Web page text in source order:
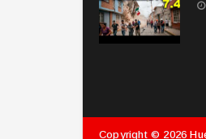
Copyright © 2026